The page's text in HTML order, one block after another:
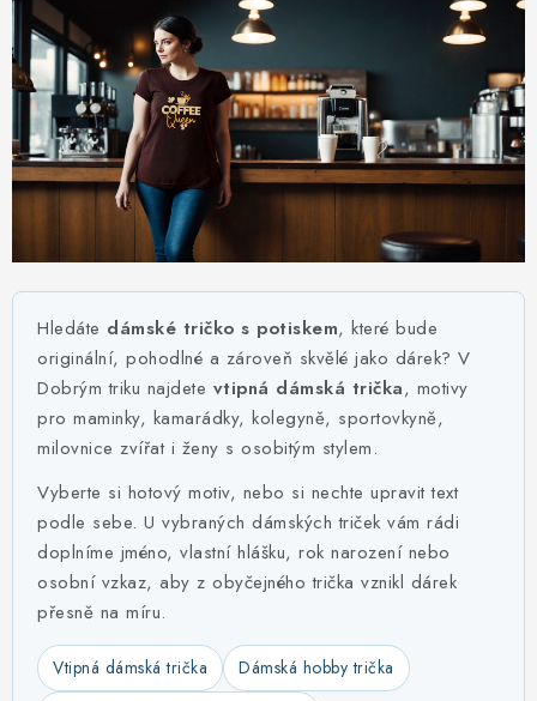
VLASTNÍ MOTIV
TRIČKA
MIKINY
OKAMŽITĚ K ODBĚRU
B2B
MÁM SRDCE POMÁHÁM
VÁNOCE
PROVIZNÍ SYSTÉM
O nás Časté otázky
Doprava a platba
Obchodní podmínky
Zásady zpracování ochrany osobních údajů
Kontakty
Hledáte dámské tričko s potiskem, které bude
originální, pohodlné a zároveň skvělé jako dárek? V
Dobrým triku najdete vtipná dámská trička, motivy
pro maminky, kamarádky, kolegyně, sportovkyně,
milovnice zvířat i ženy s osobitým stylem.
Vyberte si hotový motiv, nebo si nechte upravit text
podle sebe. U vybraných dámských triček vám rádi
doplníme jméno, vlastní hlášku, rok narození nebo
osobní vzkaz, aby z obyčejného trička vznikl dárek
přesně na míru.
Vtipná dámská trička
Dámská hobby trička